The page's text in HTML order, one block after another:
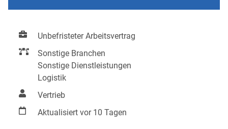
Unbefristeter Arbeitsvertrag
Sonstige Branchen
Sonstige Dienstleistungen
Logistik
Vertrieb
Aktualisiert vor 10 Tagen